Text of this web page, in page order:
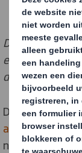
DS Smith
economie met
Door zijn
aanpakzal DS
naar een